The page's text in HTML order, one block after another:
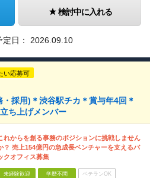
検討中に入れる
日： 2026.09.10
い応募可
採用)＊渋谷駅チカ＊賞与年4回＊
ち上げメンバー
れからを創る事務のポジションに挑戦しません
？ 売上154億円の急成長ベンチャーを支えるバ
クオフィス募集
未経験歓迎 学歴不問 ベテランOK